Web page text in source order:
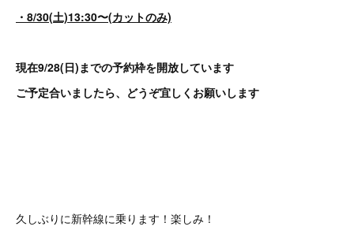
・8/30(土)13:30〜(カットのみ)
現在9/28(日)までの予約枠を開放しています
ご予定合いましたら、どうぞ宜しくお願いします
久しぶりに新幹線に乗ります！楽しみ！